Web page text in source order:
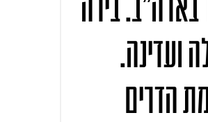
בירה
ועדינה.
הדרים